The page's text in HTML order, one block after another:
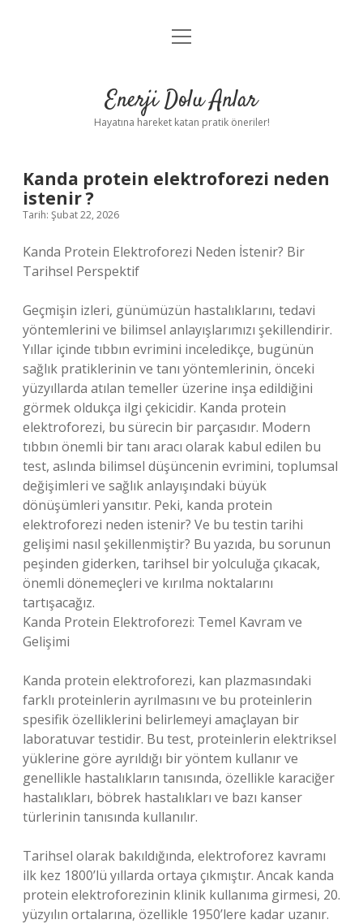
Anasayfa
Yasal Uyarı
menüyü
Enerji Dolu Anlar
Hayatına hareket katan pratik öneriler!
Kanda protein elektroforezi neden
istenir ?
Tarih: Şubat 22, 2026
Kanda Protein Elektroforezi Neden İstenir? Bir
Tarihsel Perspektif
Geçmişin izleri, günümüzün hastalıklarını, tedavi
yöntemlerini ve bilimsel anlayışlarımızı şekillendirir.
Yıllar içinde tıbbın evrimini inceledikçe, bugünün
sağlık pratiklerinin ve tanı yöntemlerinin, önceki
yüzyıllarda atılan temeller üzerine inşa edildiğini
görmek oldukça ilgi çekicidir. Kanda protein
elektroforezi, bu sürecin bir parçasıdır. Modern
tıbbın önemli bir tanı aracı olarak kabul edilen bu
test, aslında bilimsel düşüncenin evrimini, toplumsal
değişimleri ve sağlık anlayışındaki büyük
dönüşümleri yansıtır. Peki, kanda protein
elektroforezi neden istenir? Ve bu testin tarihi
gelişimi nasıl şekillenmiştir? Bu yazıda, bu sorunun
peşinden giderken, tarihsel bir yolculuğa çıkacak,
önemli dönemeçleri ve kırılma noktalarını
tartışacağız.
Kanda Protein Elektroforezi: Temel Kavram ve
Gelişimi
Kanda protein elektroforezi, kan plazmasındaki
farklı proteinlerin ayrılmasını ve bu proteinlerin
spesifik özelliklerini belirlemeyi amaçlayan bir
laboratuvar testidir. Bu test, proteinlerin elektriksel
yüklerine göre ayrıldığı bir yöntem kullanır ve
genellikle hastalıkların tanısında, özellikle karaciğer
hastalıkları, böbrek hastalıkları ve bazı kanser
türlerinin tanısında kullanılır.
Tarihsel olarak bakıldığında, elektroforez kavramı
ilk kez 1800’lü yıllarda ortaya çıkmıştır. Ancak kanda
protein elektroforezinin klinik kullanıma girmesi, 20.
yüzyılın ortalarına, özellikle 1950’lere kadar uzanır.